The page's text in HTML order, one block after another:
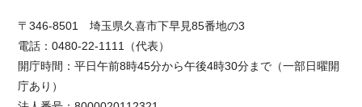
〒346-8501 埼玉県久喜市下早見85番地の3
電話：0480-22-1111（代表）
開庁時間：平日午前8時45分から午後4時30分まで（一部日曜開
庁あり）